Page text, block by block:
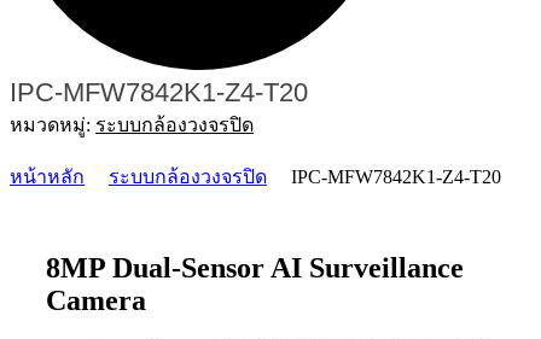
IPC-MFW7842K1-Z4-T20
หมวดหมู่: ระบบกล้องวงจรปิด
หน้าหลัก ระบบกล้องวงจรปิด IPC-MFW7842K1-Z4-T20
8MP Dual-Sensor AI Surveillance
Camera